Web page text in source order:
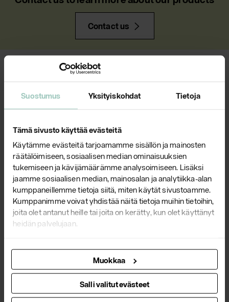
Suostumus Yksityiskohdat Tietoja
Tämä sivusto käyttää evästeitä
Käytämme evästeitä tarjoamamme sisällön ja mainosten
räätälöimiseen, sosiaalisen median ominaisuuksien
tukemiseen ja kävijämäärämme analysoimiseen. Lisäksi
jaamme sosiaalisen median, mainosalan ja analytiikka-alan
kumppaneillemme tietoja siitä, miten käytät sivustoamme.
Kumppanimme voivat yhdistää näitä tietoja muihin tietoihin,
joita olet antanut heille tai joita on kerätty, kun olet käyttänyt
heidän palvelujaan.
Muokkaa
Salli valitut evästeet
Contact us
Products
Chairs
Couches
Office Chairs
Design Finds
Armchairs
Footstools